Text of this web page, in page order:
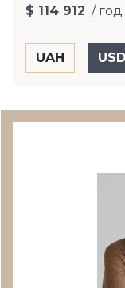
$ 114 912 / год